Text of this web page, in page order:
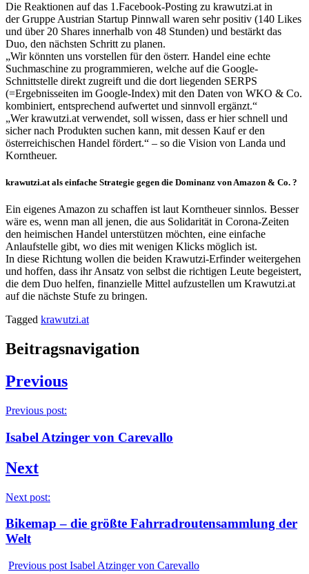
Die Reaktionen auf das 1.Facebook-Posting zu krawutzi.at in
der Gruppe Austrian Startup Pinnwall waren sehr positiv (140 Likes
und über 20 Shares innerhalb von 48 Stunden) und bestärkt das
Duo, den nächsten Schritt zu planen.
Wir könnten uns vorstellen für den österr. Handel eine echte
Suchmaschine zu programmieren, welche auf die Google-
Schnittstelle direkt zugreift und die dort liegenden SERPS
(=Ergebnisseiten im Google-Index) mit den Daten von WKO & Co.
kombiniert, entsprechend aufwertet und sinnvoll ergänzt.
Wer krawutzi.at verwendet, soll wissen, dass er hier schnell und
sicher nach Produkten suchen kann, mit dessen Kauf er den
österreichischen Handel fördert.
– so die Vision von Landa und
Korntheuer.
krawutzi.at als einfache Strategie gegen die Dominanz von Amazon & Co. ?
Ein eigenes Amazon zu schaffen ist laut Korntheuer sinnlos. Besser
wäre es, wenn man all jenen, die aus Solidarität in Corona-Zeiten
den heimischen Handel unterstützen möchten, eine einfache
Anlaufstelle gibt, wo dies mit wenigen Klicks möglich ist.
In diese Richtung wollen die beiden Krawutzi-Erfinder weitergehen
und hoffen, dass ihr Ansatz von selbst die richtigen Leute begeistert,
die dem Duo helfen, finanzielle Mittel aufzustellen um Krawutzi.at
auf die nächste Stufe zu bringen.
Tagged krawutzi.at
Beitragsnavigation
Previous
Previous post:
Isabel Atzinger von Carevallo
Next
Next post:
Bikemap – die größte Fahrradroutensammlung der
Welt
Previous post Isabel Atzinger von Carevallo